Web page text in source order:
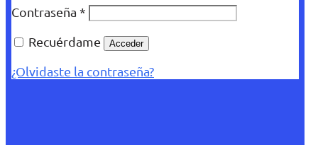
Contraseña *
Recuérdame
Acceder
¿Olvidaste la contraseña?